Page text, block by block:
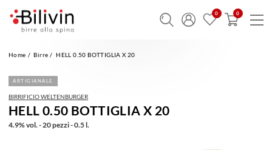
Home Birre HELL 0.50 BOTTIGLIA X 20
ARTIGIANALE
BIRRIFICIO WELTENBURGER
HELL 0.50 BOTTIGLIA X 20
4.9% vol. - 20 pezzi - 0.5 l.